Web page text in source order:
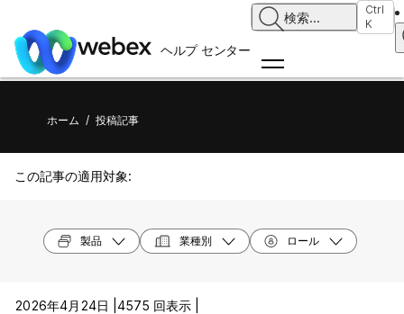
ヘルプ センター
検索...
Ctrl
K
ホーム / 投稿記事
この記事の適用対象:
製品 業種別 ロール
2026年4月24日 | 4575 回表示 |